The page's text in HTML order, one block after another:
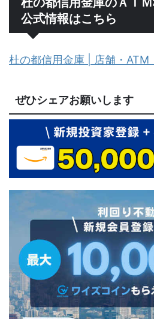
公式情報はこちら
杜の都信用金庫 | 店舗・ATM
ぜひシェアお願いします